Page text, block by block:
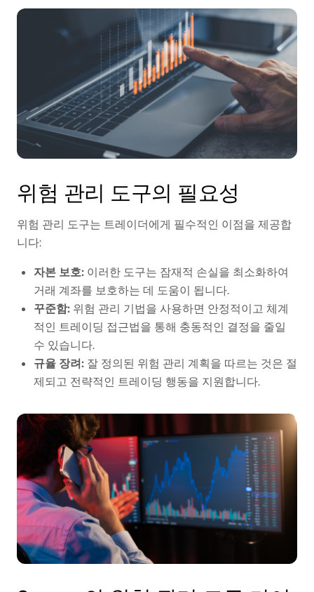
위험 관리 도구의 필요성
위험 관리 도구는 트레이더에게 필수적인 이점을 제공합
니다:
자본 보호: 이러한 도구는 잠재적 손실을 최소화하여
거래 계좌를 보호하는 데 도움이 됩니다.
꾸준함: 위험 관리 기법을 사용하면 안정적이고 체계
적인 트레이딩 접근법을 통해 충동적인 결정을 줄일
수 있습니다.
규율 장려: 잘 정의된 위험 관리 계획을 따르는 것은 절
제되고 전략적인 트레이딩 행동을 지원합니다.